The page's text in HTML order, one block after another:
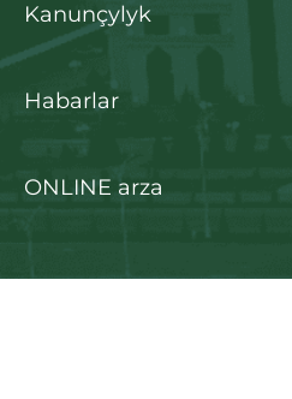
Kanunçylyk
Habarlar
ONLINE arza